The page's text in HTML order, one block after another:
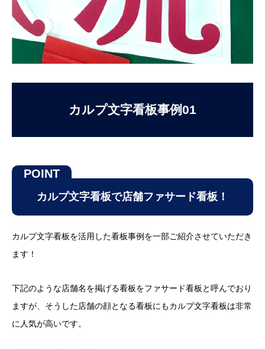
カルプ文字看板事例01
カルプ文字看板で店舗ファサード看板！
カルプ文字看板を活用した看板事例を一部ご紹介させていただき
ます！
下記のような店舗名を掲げる看板をファサード看板と呼んでおり
ますが、そうした店舗の顔となる看板にもカルプ文字看板は非常
に人気が高いです。